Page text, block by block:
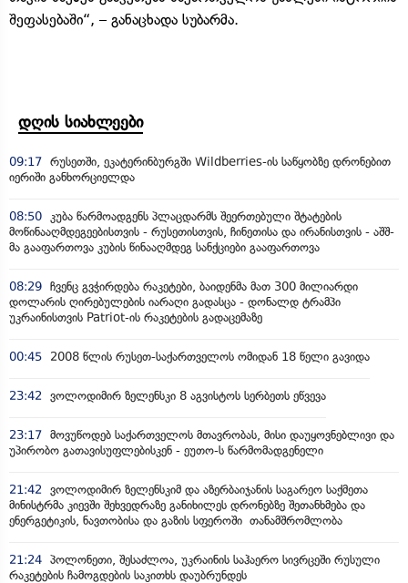
შეფასებაში“, – განაცხადა სუბარმა.
დღის სიახლეები
09:17 რუსეთში, ეკატერინბურგში Wildberries-ის საწყობზე დრონებით
იერიში განხორციელდა
08:50
კუბა წარმოადგენს პლაცდარმს შეერთებული შტატების
მოწინააღმდეგეებისთვის - რუსეთისთვის, ჩინეთისა და ირანისთვის - აშშ-
მა გააფართოვა კუბის წინააღმდეგ სანქციები გააფართოვა
08:29 ჩვენც გვჭირდება რაკეტები, ბაიდენმა მათ 300 მილიარდი
დოლარის ღირებულების იარაღი გადასცა - დონალდ ტრამპი
უკრაინისთვის Patriot-ის რაკეტების გადაცემაზე
00:45 2008 წლის რუსეთ-საქართველოს ომიდან 18 წელი გავიდა
23:42 ვოლოდიმირ ზელენსკი 8 აგვისტოს სერბეთს ეწვევა
23:17 მოვუწოდებ საქართველოს მთავრობას, მისი დაუყოვნებლივი და
უპირობო გათავისუფლებისკენ - ეუთო-ს წარმომადგენელი
21:42
ვოლოდიმირ ზელენსკიმ და აზერბაიჯანის საგარეო საქმეთა
მინისტრმა კიევში შეხვედრაზე განიხილეს დრონებზე შეთანხმება და
ენერგეტიკის, ნავთობისა და გაზის სფეროში თანამშრომლობა
21:24 პოლონეთი, შესაძლოა, უკრაინის საჰაერო სივრცეში რუსული
რაკეტების ჩამოგდების საკითხს დაუბრუნდეს